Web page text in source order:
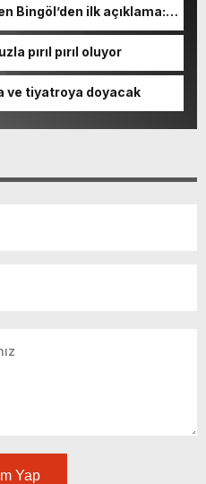
Bingöl’den ilk açıklama:
pırıl pırıl oluyor
ve tiyatroya doyacak
Yap